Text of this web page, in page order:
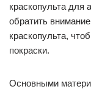
краскопульта для
обратить
краскопульта,
покраски.
Основными